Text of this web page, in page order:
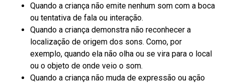
Quando a criança não emite nenhum som com a boca
ou tentativa de fala ou interação.
Quando a criança demonstra não reconhecer a
localização de origem dos sons. Como, por
exemplo, quando ela não olha ou se vira para o local
ou o objeto de onde veio o som.
Quando a criança não muda de expressão ou ação